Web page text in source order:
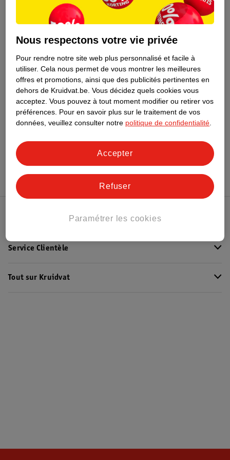
Guerlain L'Homme
Idéal Eau De Toilette
100ml
64.
99
Conseil par Kruidvat
Service Clientèle
Tout sur Kruidvat
Nous respectons votre vie privée
Pour rendre notre site web plus personnalisé et facile à
utiliser. Cela nous permet de vous montrer les meilleures
offres et promotions, ainsi que des publicités pertinentes en
dehors de Kruidvat.be. Vous décidez quels cookies vous
acceptez. Vous pouvez à tout moment modifier ou retirer vos
préférences. Pour en savoir plus sur le traitement de vos
données, veuillez consulter notre politique de confidentialité
Paramétrer les cookies
Refuser
Accepter